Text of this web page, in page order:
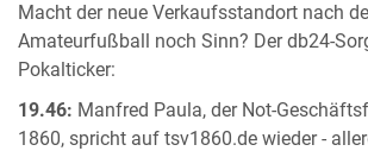
Macht der neue Verkaufsstandort nach
Amateurfußball noch Sinn? Der db24-
Pokalticker:
19.46: Manfred Paula, der Not-
1860, spricht auf tsv1860.de wieder -